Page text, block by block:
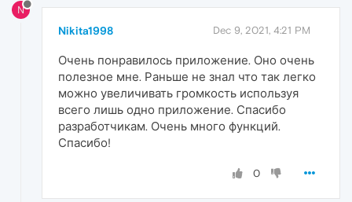
N
Nikita1998 Dec 9, 2021, 4:21 PM
Очень понравилось приложение. Оно очень
полезное мне. Раньше не знал что так легко
можно увеличивать громкость используя
всего лишь одно приложение. Спасибо
разработчикам. Очень много функций.
Спасибо!
0